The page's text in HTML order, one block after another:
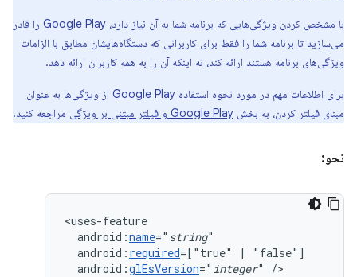
با مشخص کردن ویژگی‌هایی که برنامه شما به آن نیاز دارد، Google Play را قادر
می‌سازید تا برنامه شما را فقط برای کاربرانی که دستگاه‌هایشان مطابق با الزامات
ویژگی‌های برنامه هستند ارائه کند، نه اینکه آن را به همه کاربران ارائه دهد.
برای اطلاعات مهم در مورد نحوه استفاده Google Play از ویژگی‌ها به عنوان
مبنای فیلتر کردن، به بخش Google Play و فیلتر مبتنی بر ویژگی مراجعه کنید.
نحو:
android:name=" string
android: required=["true" |
android:glEsVersion=" integer" />